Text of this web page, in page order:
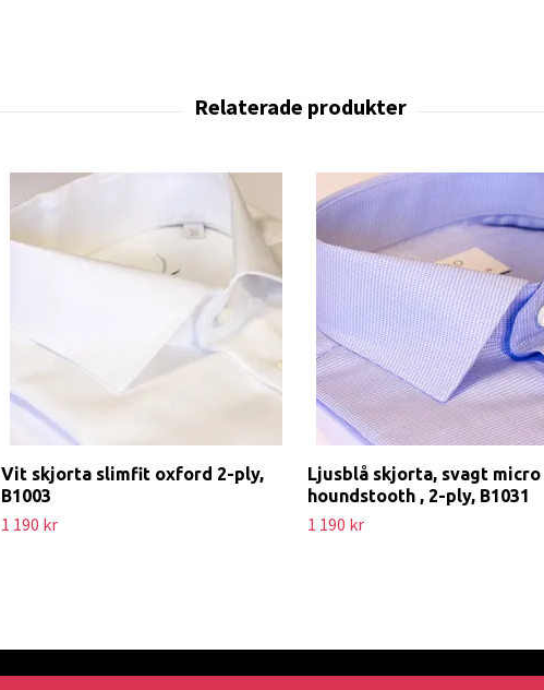
Vit skjorta slimfit oxford 2-ply,
B1003
1 190 kr
Ljusblå skjorta, svagt micro
houndstooth , 2-ply, B1031
1 190 kr